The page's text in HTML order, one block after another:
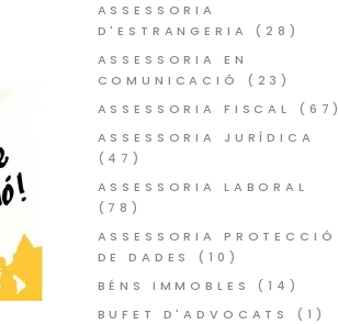
ASSESSORIA
D'ESTRANGERIA
(28)
ASSESSORIA EN
COMUNICACIÓ
(23)
ASSESSORIA FISCAL
(67)
ASSESSORIA JURÍDICA
(47)
ASSESSORIA LABORAL
(78)
ASSESSORIA PROTECCIÓ
DE DADES
(10)
BÉNS IMMOBLES
(14)
BUFET D'ADVOCATS
(1)